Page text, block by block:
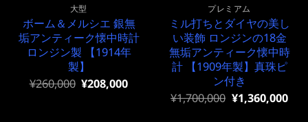
大型
ボーム＆メルシエ 銀無
垢アンティーク懐中時計
ロンジン製 【1914年
製】
元
¥260,000 現
¥208,000
プレミアム
ミル打ちとダイヤの美し
い装飾 ロンジンの18金
無垢アンティーク懐中時
計 【1909年製】真珠ピ
ン付き
元
¥1,700,000 現
¥1,360,000